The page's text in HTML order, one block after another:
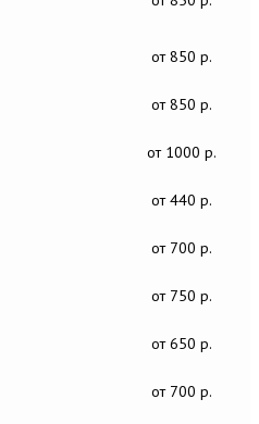
от 850 р.
от 850 р.
от 1000 р.
от 440 р.
от 700 р.
от 750 р.
от 650 р.
от 700 р.